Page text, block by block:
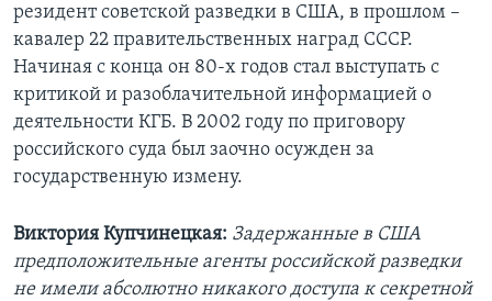
резидент советской разведки в США, в прошлом –
кавалер 22 правительственных наград СССР.
Начиная с конца он 80-х годов стал выступать с
критикой и разоблачительной информацией о
деятельности КГБ. В 2002 году по приговору
российского суда был заочно осужден за
государственную измену.
Виктория Купчинецкая: Задержанные в США
предположительные агенты российской разведки
не имели абсолютно никакого доступа к секретной